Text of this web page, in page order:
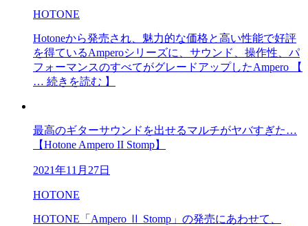
HOTONE
Hotoneから発売され、魅力的な価格と高い性能で好評
を得ているAmperoシリーズに、サウンド、操作性、パ
フォーマンスのすべてがグレードアップしたAmpero 【
… 続きを読む 】
最高のギターサウンドを出せるマルチがヤバすぎた…
【Hotone Ampero II Stomp】
2021年11月27日
HOTONE
HOTONE「Ampero Ⅱ Stomp」の発売にあわせて、